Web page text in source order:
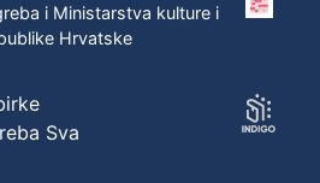
i Ministarstva kulture i
Hrvatske
Sva